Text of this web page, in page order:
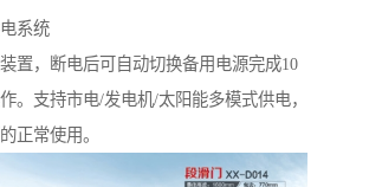
系统‌
置，断电后可自动切换备用电源完成10
。支持市电/发电机/太阳能多模式供电，
正常使用。